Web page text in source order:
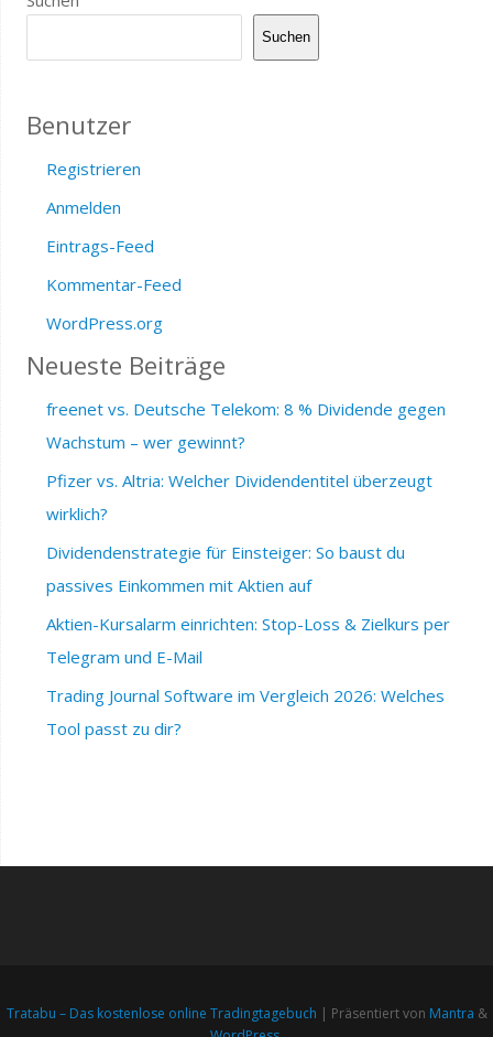
Suchen
Benutzer
Registrieren
Anmelden
Eintrags-Feed
Kommentar-Feed
WordPress.org
Neueste Beiträge
freenet vs. Deutsche Telekom: 8 % Dividende gegen
Wachstum – wer gewinnt?
Pfizer vs. Altria: Welcher Dividendentitel überzeugt
wirklich?
Dividendenstrategie für Einsteiger: So baust du
passives Einkommen mit Aktien auf
Aktien-Kursalarm einrichten: Stop-Loss & Zielkurs per
Telegram und E-Mail
Trading Journal Software im Vergleich 2026: Welches
Tool passt zu dir?
Tratabu – Das kostenlose online Tradingtagebuch | Präsentiert von Mantra &